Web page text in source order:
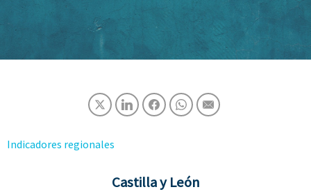
Indicadores regionales
Castilla y León